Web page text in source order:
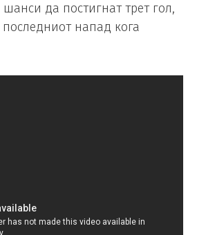
да постигнат трет гол,
последниот напад кога